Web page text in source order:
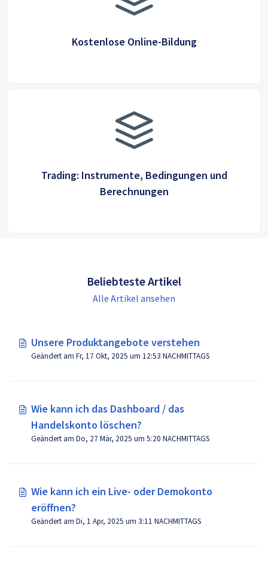
Kostenlose Online-Bildung
Trading: Instrumente, Bedingungen und
Berechnungen
Beliebteste Artikel
Alle Artikel ansehen
Unsere Produktangebote verstehen
Geändert am Fr, 17 Okt, 2025 um 12:53 NACHMITTAGS
Wie kann ich das Dashboard / das
Handelskonto löschen?
Geändert am Do, 27 Mär, 2025 um 5:20 NACHMITTAGS
Wie kann ich ein Live- oder Demokonto
eröffnen?
Geändert am Di, 1 Apr, 2025 um 3:11 NACHMITTAGS